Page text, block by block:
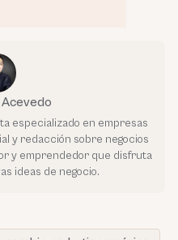
especializado en empresas
y redacción sobre negocios
y emprendedor que disfruta
ideas de negocio.